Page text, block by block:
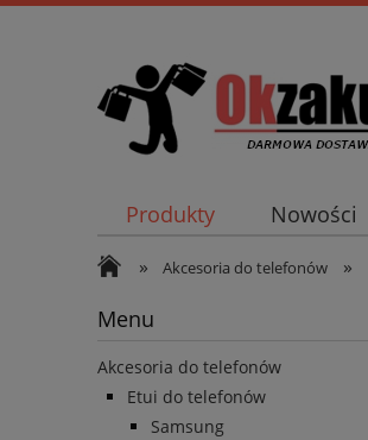
Produkty Nowości
» Akcesoria do telefonów »
Menu
Akcesoria do telefonów
Etui do telefonów
Samsung